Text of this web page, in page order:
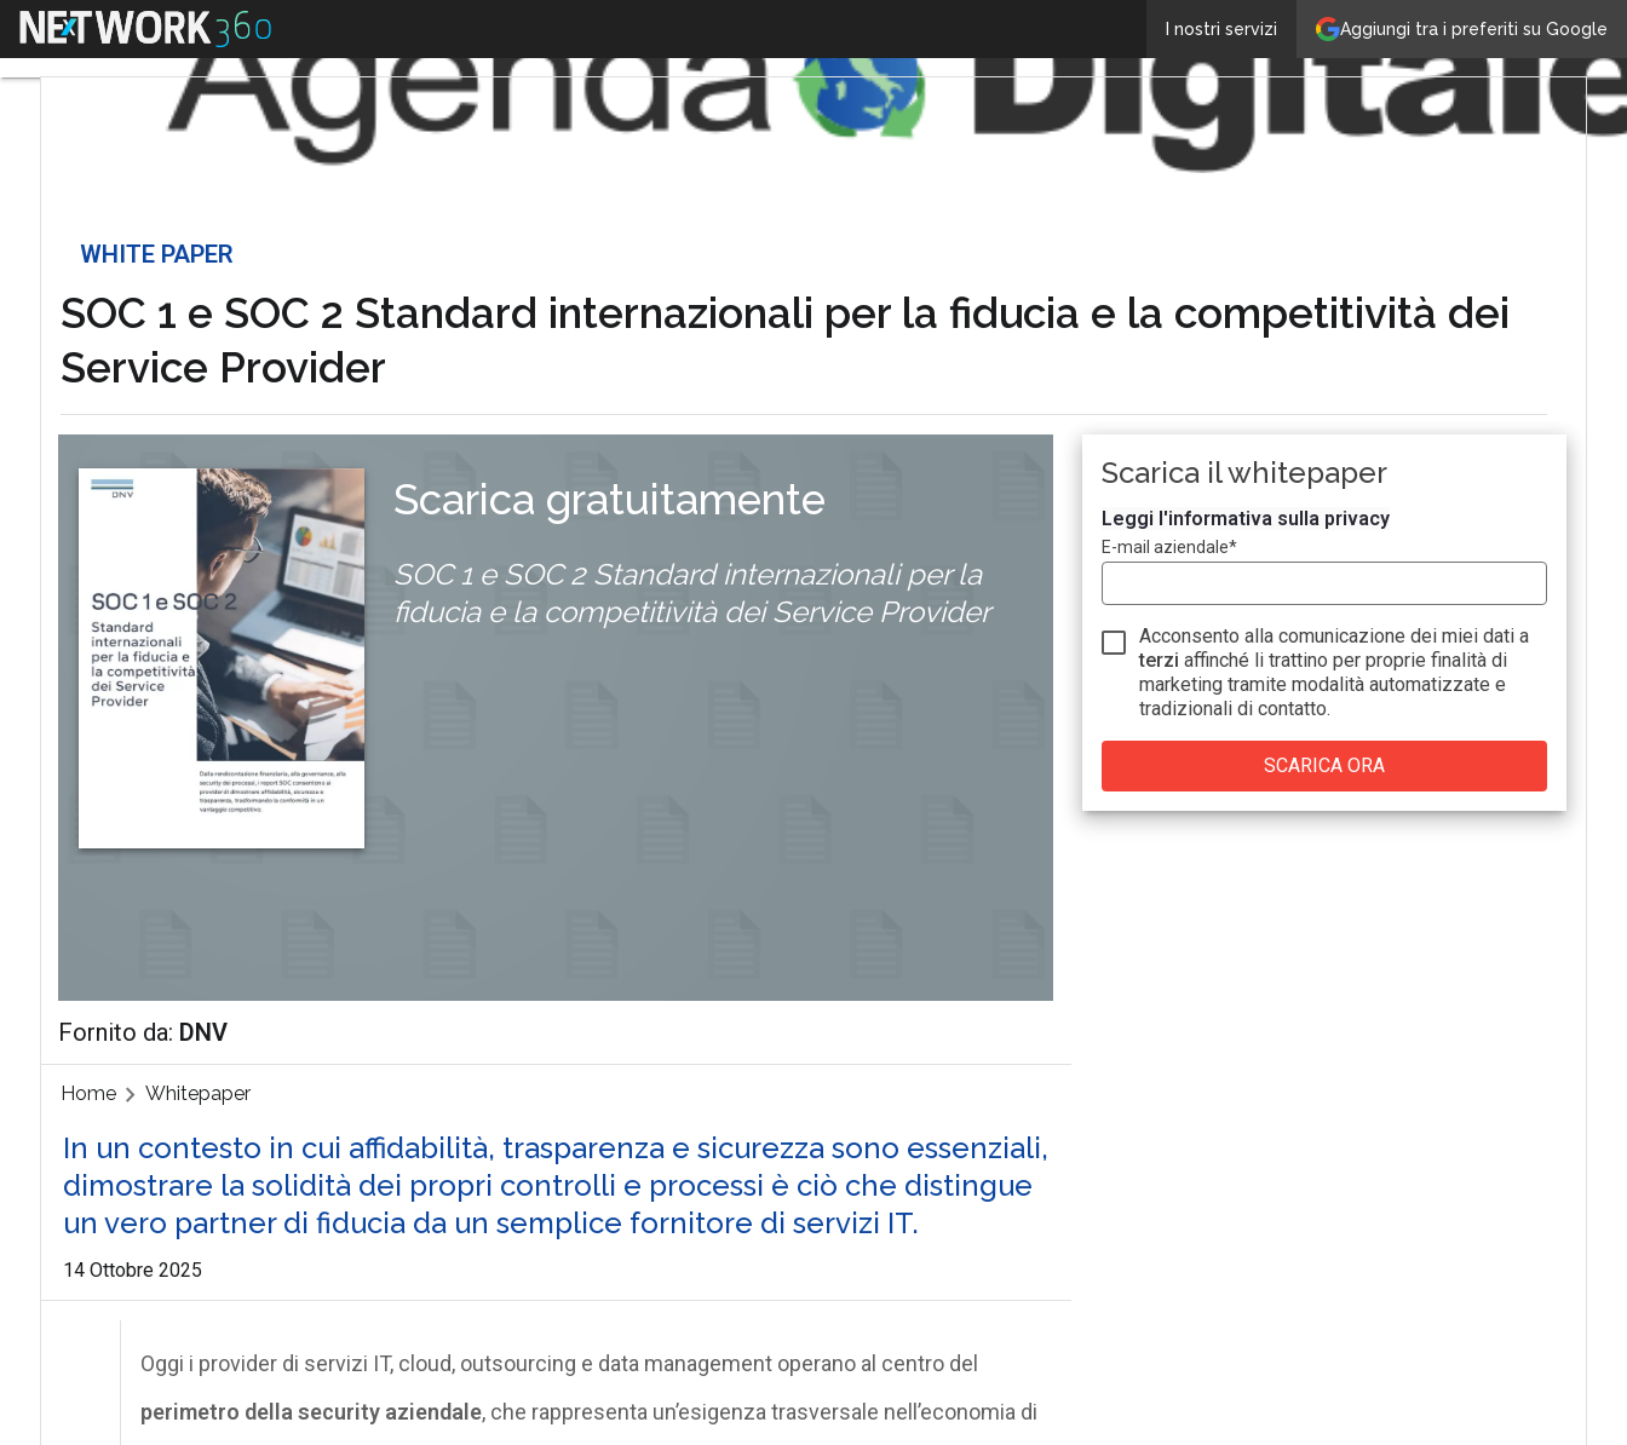
Aggiungi tra i preferiti su Google
I nostri servizi
Menu
WHITE PAPER
SOC 1 e SOC 2 Standard internazionali per la fiducia e la competitività dei
Service Provider
Scarica gratuitamente
SOC 1 e SOC 2 Standard internazionali per la
fiducia e la competitività dei Service Provider
Fornito da: DNV
Home Whitepaper
In un contesto in cui affidabilità, trasparenza e sicurezza sono essenziali,
dimostrare la solidità dei propri controlli e processi è ciò che distingue
un vero partner di fiducia da un semplice fornitore di servizi IT.
14 Ottobre 2025
Oggi i provider di servizi IT, cloud, outsourcing e data management operano al centro del
perimetro della security aziendale, che rappresenta un’esigenza trasversale nell’economia di
Scarica il whitepaper
Leggi l'informativa sulla privacy
E-mail aziendale*
Acconsento alla comunicazione dei miei dati a
terzi affinché li trattino per proprie finalità di
marketing tramite modalità automatizzate e
tradizionali di contatto.